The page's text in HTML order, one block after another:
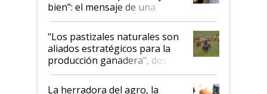
bien": el mensaje de una
ganadera uruguaya sobre las
oportunidades que se abren
para el agro en Argentina, con
foco en la carne
"Los pastizales naturales son
aliados estratégicos para la
producción ganadera", destaca
la iniciativa que ya reúne a 46
establecimientos en Argentina
La herradora del agro, la